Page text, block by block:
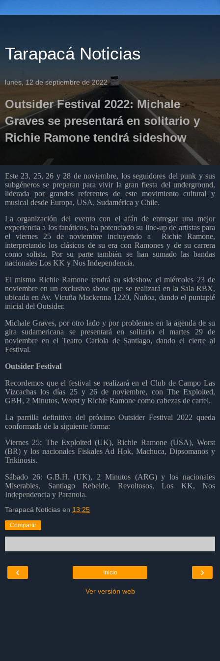
Tarapacá Noticias
lunes, 12 de septiembre de 2022
Outsider Festival 2022: Michale
Graves se presentará en solitario y
Richie Ramone tendrá sideshow
Este 23, 25, 26 y 28 de noviembre, los seguidores del punk y sus
subgéneros se preparan para vivir la gran fiesta del underground,
liderada por grandes referentes de este movimiento cultural y
musical desde Europa, USA, Sudamérica y Chile.
La organización del evento con el afán de entregar una mejor
experiencia a los fanáticos, ha potenciado su line-up de artistas para
el viernes 25 de noviembre incluyendo a
Richie Ramone,
interpretando los clásicos de su era con Ramones y de su carrera
como solista. Por su parte también se han sumado las bandas
nacionales Los KK y Nos Independencia.
El mismo Richie Ramone tendrá su sideshow el miércoles 23 de
noviembre en un exclusivo show que se realizará en la Sala RBX,
ubicada en Av. Vicuña Mackenna 1220, Ñuñoa, dando el puntapié
inicial del Outsider.
Michale Graves, por otro lado y por problemas en la agenda de su
gira sudamericana se presentará en solitario el martes 29 de
noviembre en el Teatro Cariola de Santiago, dando el cierre al
Festival.
Outsider Festival
Recordemos que el festival se realizará en el Club de Campo Las
Vizcachas los días 25 y 26 de noviembre, con The Exploited,
GBH, 2 Minutos, Worst y Richie Ramone como cabezas de cartel.
La parrilla definitiva del próximo Outsider Festival 2022 queda
conformada de la siguiente forma:
Viernes 25: The Exploited (UK), Richie Ramone (USA), Worst
(BR) y los nacionales Fiskales Ad Hok, Machuca, Dipsomanos y
Trikinosis.
Sábado 26: G.B.H. (UK), 2 Minutos (ARG) y los nacionales
Miserables, Santiago Rebelde, Revoltosos, Los KK, Nos
Independencia y Paranoia.
Tarapacá Noticias en 13:25
Compartir
‹ ›
Inicio
Ver versión web